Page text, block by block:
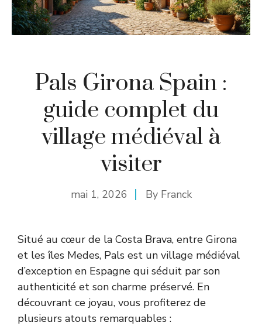
Pals Girona Spain :
guide complet du
village médiéval à
visiter
mai 1, 2026 By Franck
Situé au cœur de la Costa Brava, entre Girona
et les îles Medes, Pals est un village médiéval
d’exception en Espagne qui séduit par son
authenticité et son charme préservé. En
découvrant ce joyau, vous profiterez de
plusieurs atouts remarquables :